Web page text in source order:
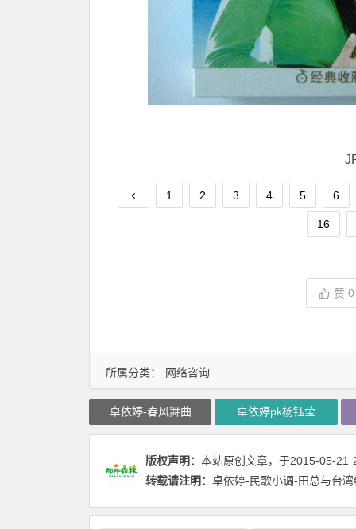
所属分类： 网络咨询
1 2 3 4 5 6
16
赞 0
卓依婷-春风舞曲 卓依婷pk杨钰莹
版权声明： 本站原创文章，于2015-05-21
转载请注明： 卓依婷-民歌小调-田总与台